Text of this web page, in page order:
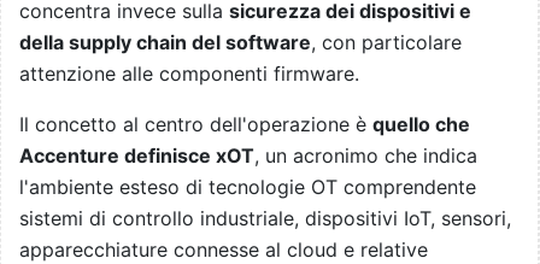
concentra invece sulla sicurezza dei dispositivi e
della supply chain del software, con particolare
attenzione alle componenti firmware.
Il concetto al centro dell'operazione è quello che
Accenture definisce xOT, un acronimo che indica
l'ambiente esteso di tecnologie OT comprendente
sistemi di controllo industriale, dispositivi IoT, sensori,
apparecchiature connesse al cloud e relative